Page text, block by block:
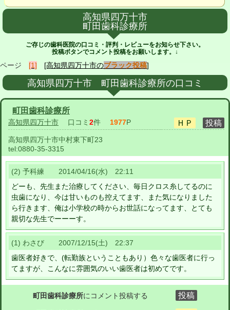
高知県四万十市
町田歯科診療所
ご存じの歯科医院の口コミ・評判・レビューをお知らせ下さい。
投稿ボタンでコメント投稿をお願いします。↓
ページ [1] [高知県四万十市のブラック投稿]
高知県四万十市 町田歯科診療所の口コミ
町田歯科診療所
高知県四万十市 口コミ 2件 1977P
高知県四万十市中村東下町23
tel:0880-35-3315
(2) 予科練 2014/04/16(水) 22:11
どーも、先生また治療してください、毎日クロス糸してるのに
虫歯になり、今は甘いものも控えてます、また気になりました
ら行きます、俺は小学校の時からお世話になってます、とても
親切な先生でーーーす。
(1) わさび 2007/12/15(土) 22:37
歯医者好きで、(転勤族ということもあり）色々な歯医者に行っ
てますが、こんなに雰囲気のいい歯医者は初めてです。
町田歯科診療所にコメント投稿する